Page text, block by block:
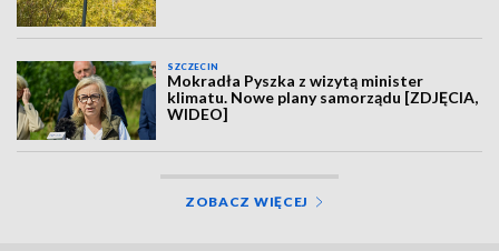
SZCZECIN
Mokradła Pyszka z wizytą minister
klimatu. Nowe plany samorządu [ZDJĘCIA,
WIDEO]
ZOBACZ WIĘCEJ